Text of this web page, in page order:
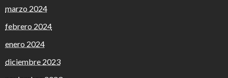
marzo 2024
febrero 2024
enero 2024
diciembre 2023